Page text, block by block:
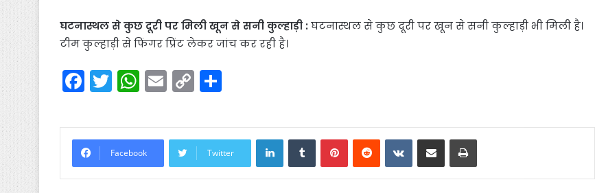
घटनास्थल से कुछ दूरी पर मिली खून से सनी कुल्हाड़ी : घटनास्थल से कुछ दूरी पर खून से सनी कुल्हाड़ी भी मिली है।
टीम कुल्हाड़ी से फिंगर प्रिंट लेकर जांच कर रही है।
F
a
c
e
b
T
w
itt
er
W
h
a
ts
A
E
m
ai
l
C
o
p
y
Li
ar
e
Facebook Twitter
LinkedInTumblrPinterestReddit VKontakte
Share via Email Print